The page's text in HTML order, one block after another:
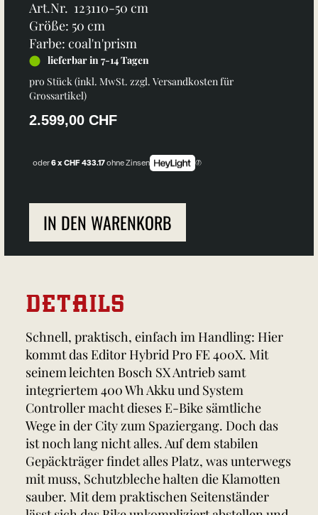
Art.Nr. 123110-50 cm
Größe: 50 cm
Farbe: coal'n'prism
lieferbar in 7-14 Tagen
pro Stück (inkl. MwSt. zzgl. Versandkosten für
Grossartikel)
2.599,00 CHF
oder6 x CHF 433.17ohne Zinsen
IN DEN WARENKORB
DETAILS
Schnell, praktisch, einfach im Handling: Hier
kommt das Editor Hybrid Pro FE 400X. Mit
seinem leichten Bosch SX Antrieb samt
integriertem 400 Wh Akku und System
Controller macht dieses E-Bike sämtliche
Wege in der City zum Spaziergang. Doch das
ist noch lang nicht alles. Auf dem stabilen
Gepäckträger findet alles Platz, was unterwegs
mit muss, Schutzbleche halten die Klamotten
sauber. Mit dem praktischen Seitenständer